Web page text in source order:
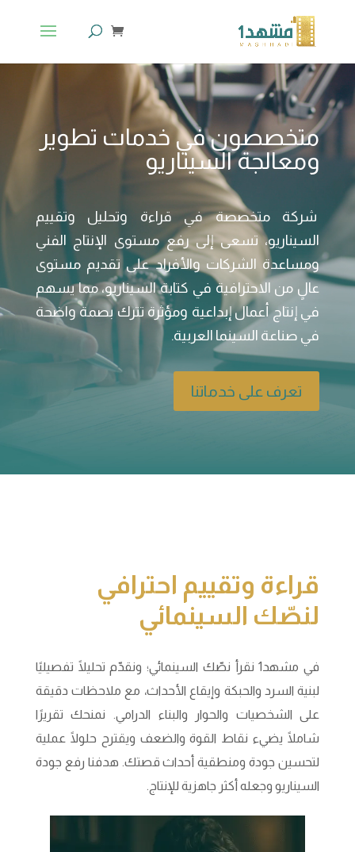
مشغل
الفيديو
متخصصون في خدمات تطوير
ومعالجة السيناريو
شركة متخصصة في قراءة وتحليل وتقييم
السيناريو، تسعى إلى رفع مستوى الإنتاج الفني
ومساعدة الشركات والأفراد على تقديم مستوى
عالٍ من الاحترافية في كتابة السيناريو، مما يسهم
في إنتاج أعمال إبداعية ومؤثرة تترك بصمة واضحة
في صناعة السينما العربية.
تعرف على خدماتنا
قراءة وتقييم احترافي
لنصّك السينمائي
في مشهد1 نقرأ نصّك السينمائي؛ ونقدّم تحليلًا تفصيليًا
لبنية السرد والحبكة وإيقاع الأحداث، مع ملاحظات دقيقة
على الشخصيات والحوار والبناء الدرامي. نمنحك تقريرًا
شاملًا يضيء نقاط القوة والضعف ويقترح حلولًا عملية
لتحسين جودة ومنطقية أحداث قصتك. هدفنا رفع جودة
السيناريو وجعله أكثر جاهزية للإنتاج.